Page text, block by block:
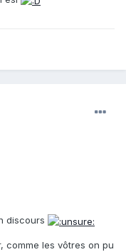
discours
comme les vôtres on pu